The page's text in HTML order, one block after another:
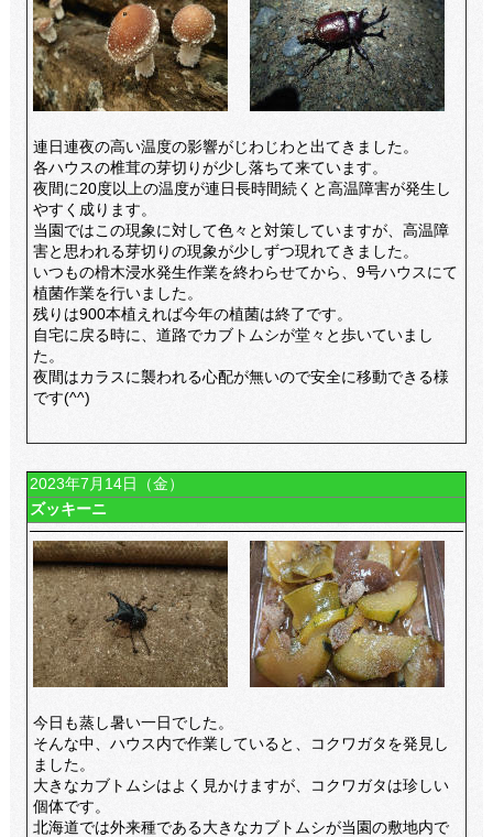
連日連夜の高い温度の影響がじわじわと出てきました。
各ハウスの椎茸の芽切りが少し落ちて来ています。
夜間に20度以上の温度が連日長時間続くと高温障害が発生し
やすく成ります。
当園ではこの現象に対して色々と対策していますが、高温障
害と思われる芽切りの現象が少しずつ現れてきました。
いつもの榾木浸水発生作業を終わらせてから、9号ハウスにて
植菌作業を行いました。
残りは900本植えれば今年の植菌は終了です。
自宅に戻る時に、道路でカブトムシが堂々と歩いていまし
た。
夜間はカラスに襲われる心配が無いので安全に移動できる様
です(^^)
2023年7月14日（金）
ズッキーニ
今日も蒸し暑い一日でした。
そんな中、ハウス内で作業していると、コクワガタを発見し
ました。
大きなカブトムシはよく見かけますが、コクワガタは珍しい
個体です。
北海道では外来種である大きなカブトムシが当園の敷地内で